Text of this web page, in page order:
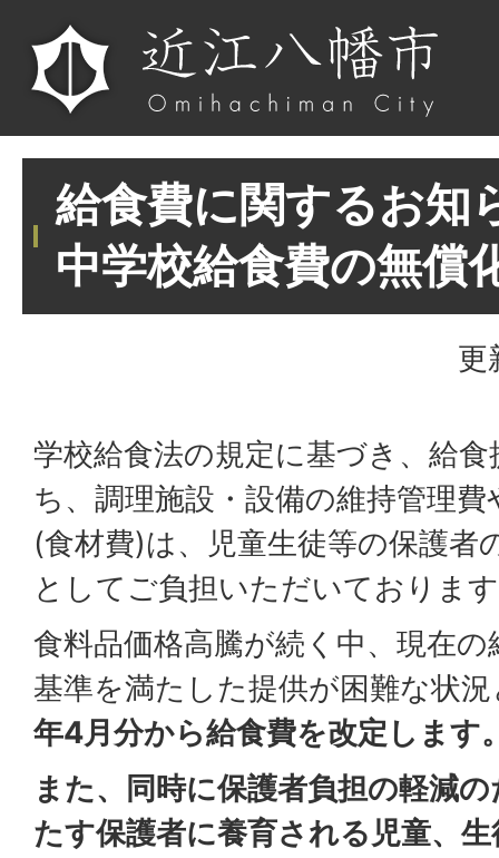
給食費に関するお知
中学校給食費の無償
更
学校給食法の規定に基づき、給
ち、調理施設・設備の維持管理
(食材費)は、児童生徒等の保護者
としてご負担いただいておりま
食料品価格高騰が続く中、現在
基準を満たした提供が困難な状
年4月分から給食費を改定します
また、同時に保護者負担の軽減
たす保護者に養育される児童、